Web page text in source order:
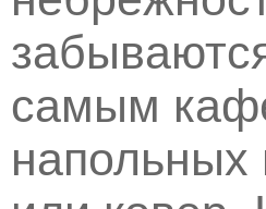
самым
напольных